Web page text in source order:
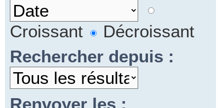
Croissant
Décroissant
Rechercher depuis :
Renvoyer les :